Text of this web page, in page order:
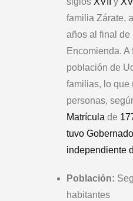
familia Zárate,
años al final de
Encomienda. A
población de
familias, lo que
personas,
Matrícula de
tuvo
independiente
Población:
habitantes